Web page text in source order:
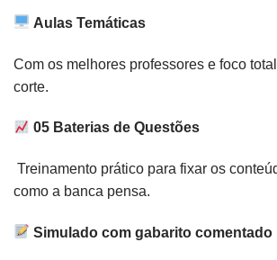
Aulas Temáticas
Com os melhores professores e foco
corte.
05 Baterias de Questões
Treinamento prático para fixar os
como a banca pensa.
Simulado com gabarito comentado